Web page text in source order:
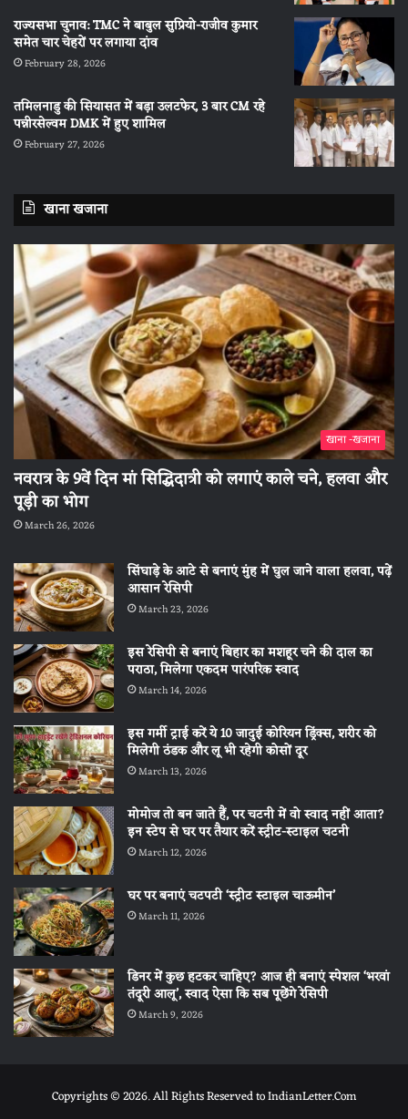
राज्यसभा चुनाव: TMC ने बाबुल सुप्रियो-राजीव कुमार
समेत चार चेहरों पर लगाया दांव
February 28, 2026
तमिलनाडु की सियासत में बड़ा उलटफेर, 3 बार CM रहे
पन्नीरसेल्वम DMK में हुए शामिल
February 27, 2026
खाना खजाना
खाना -खजाना
नवरात्र के 9वें दिन मां सिद्धिदात्री को लगाएं काले चने, हलवा और
पूड़ी का भोग
March 26, 2026
सिंघाड़े के आटे से बनाएं मुंह में घुल जाने वाला हलवा, पढ़ें
आसान रेसिपी
March 23, 2026
इस रेसिपी से बनाएं बिहार का मशहूर चने की दाल का
पराठा, मिलेगा एकदम पारंपरिक स्वाद
March 14, 2026
इस गर्मी ट्राई करें ये 10 जादुई कोरियन ड्रिंक्स, शरीर को
मिलेगी ठंडक और लू भी रहेगी कोसों दूर
March 13, 2026
मोमोज तो बन जाते हैं, पर चटनी में वो स्वाद नहीं आता?
इन स्टेप से घर पर तैयार करें स्ट्रीट-स्टाइल चटनी
March 12, 2026
घर पर बनाएं चटपटी ‘स्ट्रीट स्टाइल चाऊमीन’
March 11, 2026
डिनर में कुछ हटकर चाहिए? आज ही बनाएं स्पेशल ‘भरवां
तंदूरी आलू’, स्वाद ऐसा कि सब पूछेंगे रेसिपी
March 9, 2026
Copyrights © 2026. All Rights Reserved to IndianLetter.Com